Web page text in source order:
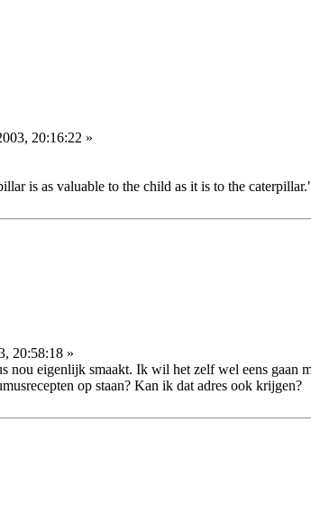
20:16:22 »
is as valuable to the child as it is to the
20:58:18 »
nou eigenlijk smaakt. Ik wil het zelf wel eens gaan
op staan? Kan ik dat adres ook krijgen?